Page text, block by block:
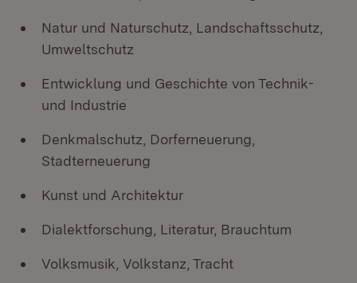
Natur und Naturschutz, Landschaftsschutz,
Umweltschutz
Entwicklung und Geschichte von Technik-
und Industrie
Denkmalschutz, Dorferneuerung,
Stadterneuerung
Kunst und Architektur
Dialektforschung, Literatur, Brauchtum
Volksmusik, Volkstanz, Tracht